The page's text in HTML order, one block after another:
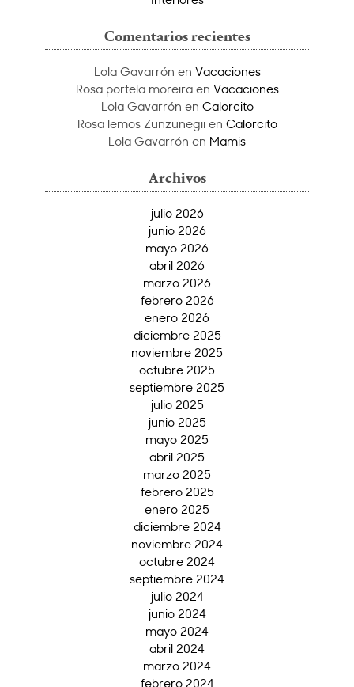
Comentarios recientes
Lola Gavarrón en Vacaciones
Rosa portela moreiraen Vacaciones
Lola Gavarrón en Calorcito
Rosa lemos Zunzunegiien Calorcito
Lola Gavarrón en Mamis
Archivos
julio 2026
junio 2026
mayo 2026
abril 2026
marzo 2026
febrero 2026
enero 2026
diciembre 2025
noviembre 2025
octubre 2025
septiembre 2025
julio 2025
junio 2025
mayo 2025
abril 2025
marzo 2025
febrero 2025
enero 2025
diciembre 2024
noviembre 2024
octubre 2024
septiembre 2024
julio 2024
junio 2024
mayo 2024
abril 2024
marzo 2024
febrero 2024